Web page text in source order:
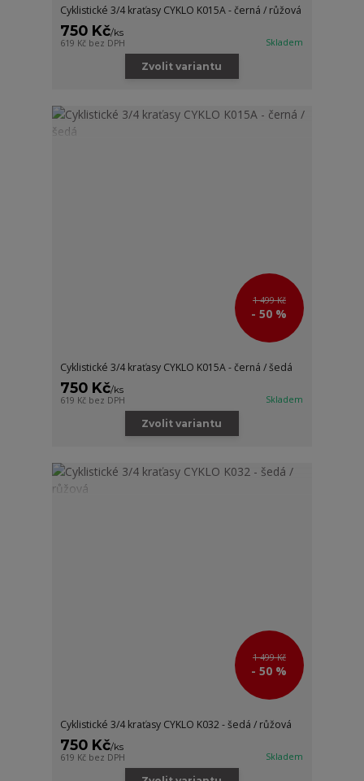
Cyklistické 3/4 kraťasy CYKLO K015A - černá / růžová
750 Kč/ks
619 Kč bez DPH Skladem
Zvolit variantu
1 499 Kč
- 50 %
Cyklistické 3/4 kraťasy CYKLO K015A - černá / šedá
750 Kč/ks
619 Kč bez DPH Skladem
Zvolit variantu
1 499 Kč
- 50 %
Cyklistické 3/4 kraťasy CYKLO K032 - šedá / růžová
750 Kč/ks
619 Kč bez DPH Skladem